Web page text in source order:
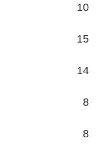
10
15
14
8
8